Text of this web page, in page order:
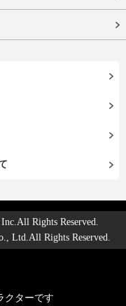
Rights Reserved.
Ltd.All Rights Reserved.
クターです